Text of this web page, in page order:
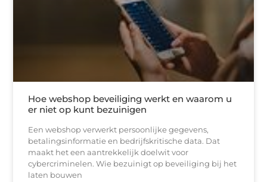
Hoe webshop beveiliging werkt en waarom u
er niet op kunt bezuinigen
Een webshop verwerkt persoonlijke gegevens,
betalingsinformatie en bedrijfskritische data. Dat
maakt het een aantrekkelijk doelwit voor
cybercriminelen. Wie bezuinigt op beveiliging bij het
laten bouwen